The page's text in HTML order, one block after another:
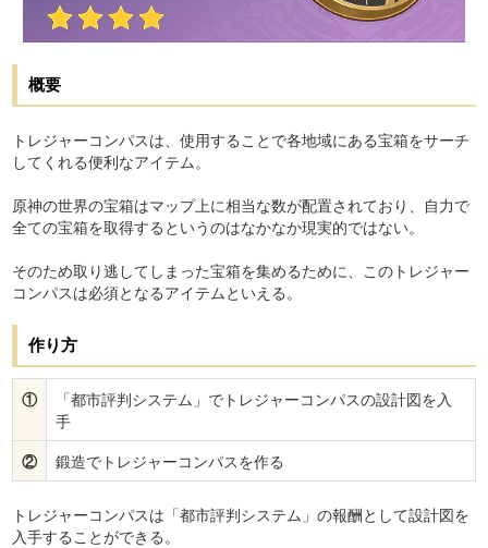
概要
トレジャーコンパスは、使用することで各地域にある宝箱をサーチ
してくれる便利なアイテム。
原神の世界の宝箱はマップ上に相当な数が配置されており、自力で
全ての宝箱を取得するというのはなかなか現実的ではない。
そのため取り逃してしまった宝箱を集めるために、このトレジャー
コンパスは必須となるアイテムといえる。
作り方
①
「都市評判システム」でトレジャーコンパスの設計図を入
手
②
鍛造でトレジャーコンパスを作る
トレジャーコンパスは「都市評判システム」の報酬として設計図を
入手することができる。